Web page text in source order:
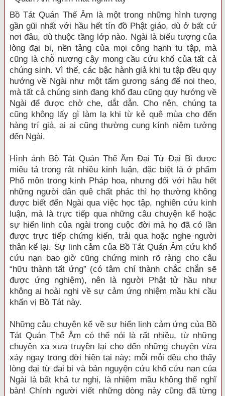
Bồ Tát Quán Thế Âm là một trong những hình tượng
gần gũi nhất với hầu hết tín đồ Phật giáo, dù ở bất cứ
nơi đâu, dù thuộc tầng lớp nào. Ngài là biểu tượng của
lòng đại bi, nền tảng của mọi công hạnh tu tập, mà
cũng là chỗ nương cậy mong cầu cứu khổ của tất cả
chúng sinh. Vì thế, các bậc hành giả khi tu tập đều quy
hướng về Ngài như một tấm gương sáng để noi theo,
mà tất cả chúng sinh đang khổ đau cũng quy hướng về
Ngài để được chở che, dắt dẫn. Cho nên, chúng ta
cũng không lấy gì làm lạ khi từ kẻ quê mùa cho đến
hàng trí giả, ai ai cũng thường cung kính niệm tưởng
đến Ngài.
Hình ảnh Bồ Tát Quán Thế Âm Đại Từ Đại Bi được
miêu tả trong rất nhiều kinh luận, đặc biệt là ở phẩm
Phổ môn trong kinh Pháp hoa, nhưng đối với hầu hết
những người dân quê chất phác thì họ thường không
được biết đến Ngài qua việc học tập, nghiên cứu kinh
luận, mà là trực tiếp qua những câu chuyện kể hoặc
sự hiển linh của ngài trong cuộc đời mà họ đã có lần
được trực tiếp chứng kiến, trải qua hoặc nghe người
thân kể lại. Sự linh cảm của Bồ Tát Quán Âm cứu khổ
cứu nạn bao giờ cũng chứng minh rõ ràng cho câu
“hữu thành tất ứng” (có tâm chí thành chắc chắn sẽ
được ứng nghiệm), nên là người Phật tử hầu như
không ai hoài nghi về sự cảm ứng nhiệm mầu khi cầu
khấn vị Bồ Tát này.
Những câu chuyện kể về sự hiển linh cảm ứng của Bồ
Tát Quán Thế Âm có thể nói là rất nhiều, từ những
chuyện xa xưa truyền lại cho đến những chuyện vừa
xảy ngay trong đời hiện tại này; mỗi mỗi đều cho thấy
lòng đại từ đại bi và bản nguyện cứu khổ cứu nạn của
Ngài là bất khả tư nghị, là nhiệm mầu không thể nghĩ
bàn! Chính người viết những dòng này cũng đã từng